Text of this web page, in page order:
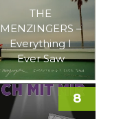
THE
MENZINGERS –
Everything I
Ever Saw
8